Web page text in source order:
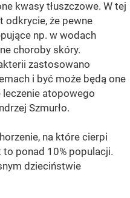
kwasy tłuszczowe. W tej
odkrycie, że pewne
np. w wodach
choroby skóry.
zastosowano
i być może będą one
leczenie atopowego
Szmurło.
na które cierpi
ponad 10% populacji.
dzieciństwie